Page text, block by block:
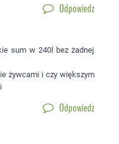
Odpowiedz
sum w 240l bez żadnej
żywcami i czy większym
Odpowiedz